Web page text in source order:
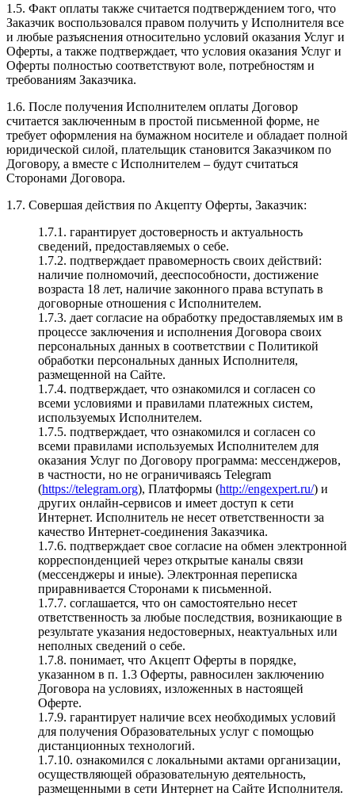
1.5. Факт оплаты также считается подтверждением того, что
Заказчик воспользовался правом получить у Исполнителя все
и любые разъяснения относительно условий оказания Услуг и
Оферты, а также подтверждает, что условия оказания Услуг и
Оферты полностью соответствуют воле, потребностям и
требованиям Заказчика.
1.6. После получения Исполнителем оплаты Договор
считается заключенным в простой письменной форме, не
требует оформления на бумажном носителе и обладает полной
юридической силой, плательщик становится Заказчиком по
Договору, а вместе с Исполнителем – будут считаться
Сторонами Договора.
1.7. Совершая действия по Акцепту Оферты, Заказчик:
1.7.1. гарантирует достоверность и актуальность
сведений, предоставляемых о себе.
1.7.2. подтверждает правомерность своих действий:
наличие полномочий, дееспособности, достижение
возраста 18 лет, наличие законного права вступать в
договорные отношения с Исполнителем.
1.7.3. дает согласие на обработку предоставляемых им в
процессе заключения и исполнения Договора своих
персональных данных в соответствии с Политикой
обработки персональных данных Исполнителя,
размещенной на Сайте.
1.7.4. подтверждает, что ознакомился и согласен со
всеми условиями и правилами платежных систем,
используемых Исполнителем.
1.7.5. подтверждает, что ознакомился и согласен со
всеми правилами используемых Исполнителем для
оказания Услуг по Договору программа: мессенджеров,
в частности, но не ограничиваясь Telegram
(https://telegram.org), Платформы (http://engexpert.ru/) и
других онлайн-сервисов и имеет доступ к сети
Интернет. Исполнитель не несет ответственности за
качество Интернет-соединения Заказчика.
1.7.6. подтверждает свое согласие на обмен электронной
корреспонденцией через открытые каналы связи
(мессенджеры и иные). Электронная переписка
приравнивается Сторонами к письменной.
1.7.7. соглашается, что он самостоятельно несет
ответственность за любые последствия, возникающие в
результате указания недостоверных, неактуальных или
неполных сведений о себе.
1.7.8. понимает, что Акцепт Оферты в порядке,
указанном в п. 1.3 Оферты, равносилен заключению
Договора на условиях, изложенных в настоящей
Оферте.
1.7.9. гарантирует наличие всех необходимых условий
для получения Образовательных услуг с помощью
дистанционных технологий.
1.7.10. ознакомился с локальными актами организации,
осуществляющей образовательную деятельность,
размещенными в сети Интернет на Сайте Исполнителя.